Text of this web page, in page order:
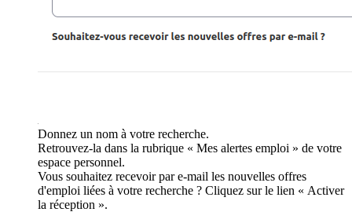
Donnez un nom à votre recherche.
Retrouvez-la dans la rubrique « Mes alertes emploi » de votre
espace personnel.
Vous souhaitez recevoir par e-mail les nouvelles offres
d'emploi liées à votre recherche ? Cliquez sur le lien « Activer
la réception ».